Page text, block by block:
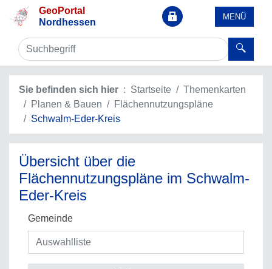
GeoPortal
Nordhessen
MENÜ
Sie befinden sich hier Startseite
Themenkarten
Planen & Bauen
Flächennutzungspläne
Schwalm-Eder-Kreis
Übersicht über die
Flächennutzungspläne im Schwalm-
Eder-Kreis
Gemeinde